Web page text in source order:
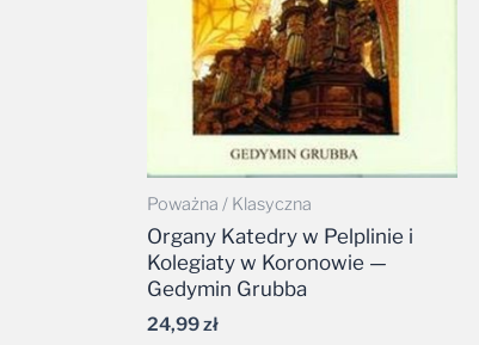
Poważna / Klasyczna
Organy Katedry w Pelplinie i
Kolegiaty w Koronowie —
Gedymin Grubba
24,99zł